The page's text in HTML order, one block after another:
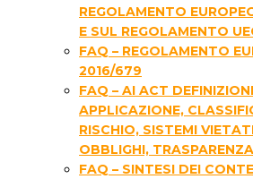
REGOLAMENTO
E SUL REGOLAMENTO
FAQ – REGOLAMENTO
2016/679
FAQ – AI ACT
APPLICAZIONE,
RISCHIO, SISTEMI
OBBLIGHI,
FAQ – SINTESI DEI